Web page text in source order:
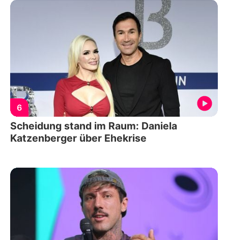
6
Scheidung stand im Raum: Daniela
Katzenberger über Ehekrise